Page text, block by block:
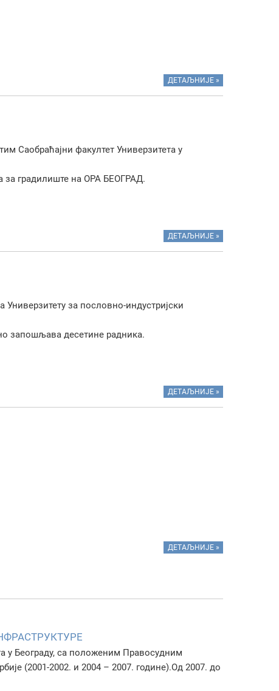
ДЕТАЉНИЈЕ »
Саобраћајни факултет Универзитета у
за градилиште на ОРА БЕОГРАД.
ДЕТАЉНИЈЕ »
за пословно-индустријски
запошљава десетине радника.
ДЕТАЉНИЈЕ »
ДЕТАЉНИЈЕ »
у Београду, са положеним Правосудним
(2001-2002. и 2004 – 2007. године).Од 2007. до